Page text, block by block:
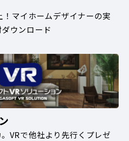
マイホームデザイナーの実
ウンロード
VRで他社より先行くプレゼ